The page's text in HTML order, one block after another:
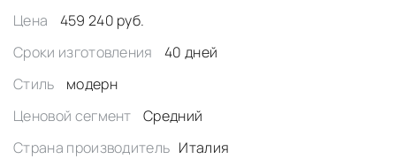
Цена
459 240 руб.
Сроки изготовления
40 дней
Стиль
модерн
Ценовой сегмент
Средний
Страна производитель Италия